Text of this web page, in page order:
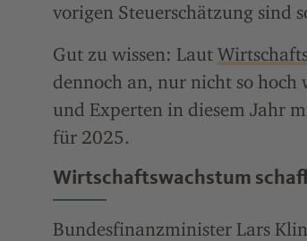
vorigen Steuerschätzung sind
Gut zu wissen: Laut
dennoch an, nur nicht so
und Experten in diesem Jahr
für 2025.
Wirtschaftswachstum
Bundesfinanzminister Lars